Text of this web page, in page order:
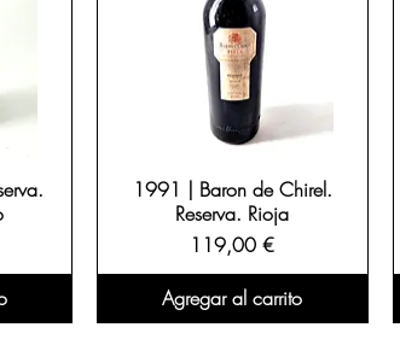
1991 | Baron de Chirel.
Reserva. Rioja
Precio
119,00 €
Agregar al carrito